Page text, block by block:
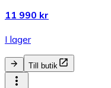
11 990 kr
I lager
Till butik